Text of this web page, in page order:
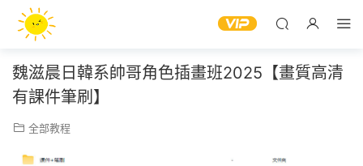
魏滋晨日韓系帥哥角色插畫班2025【畫質高清
有課件筆刷】
全部教程